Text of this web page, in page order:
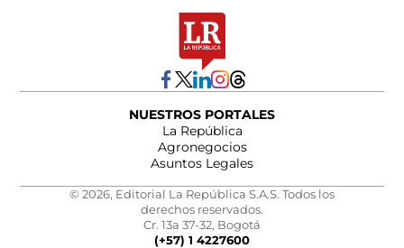
NUESTROS PORTALES
La República
Agronegocios
Asuntos Legales
© 2026, Editorial La República S.A.S. Todos los
derechos reservados.
Cr. 13a 37-32, Bogotá
(+57) 1 4227600